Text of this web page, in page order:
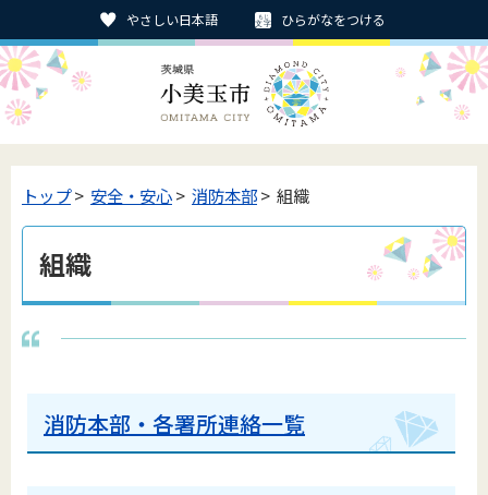
やさしい日本語 ひらがなをつける
トップ> 安全・安心> 消防本部> 組織
組織
消防本部・各署所連絡一覧